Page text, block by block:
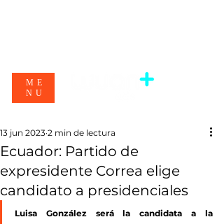
ME
NU
Ecuador: Partido de
expresidente Correa elige
candidato a presidenciales
13 jun 2023 2 min de lectura
Luisa González será la candidata a la